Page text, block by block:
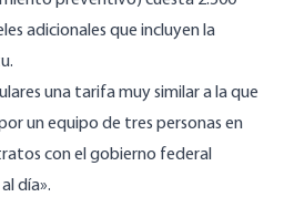
adicionales que incluyen la
una tarifa muy similar a la que
un equipo de tres personas en
con el gobierno federal
día».